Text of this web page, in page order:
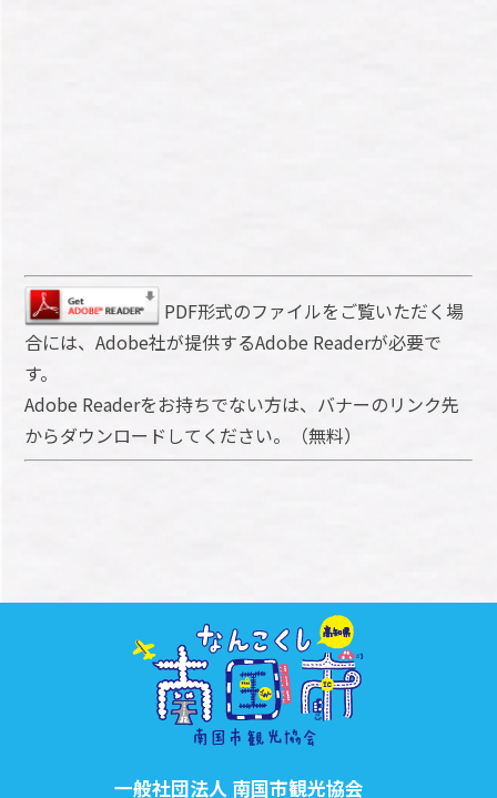
PDF形式のファイルをご覧いただく場
合には、Adobe社が提供するAdobe Readerが必要で
す。
Adobe Readerをお持ちでない方は、バナーのリンク先
からダウンロードしてください。（無料）
一般社団法人 南国市観光協会